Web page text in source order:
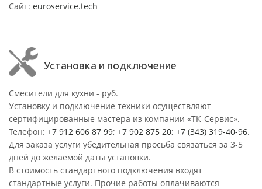
Сайт: euroservice.tech
Установка и подключение
Смесители для кухни - руб.
Установку и подключение техники осуществляют
сертифицированные мастера из компании «ТК-Сервис».
Телефон: +7 912 606 87 99; +7 902 875 20; +7 (343) 319-40-96.
Для заказа услуги убедительная просьба связаться за 3-5
дней до желаемой даты установки.
В стоимость стандартного подключения входят
стандартные услуги. Прочие работы оплачиваются